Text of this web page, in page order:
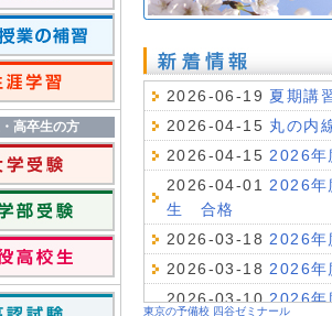
高卒生の方
2026-06-19 夏期講
2026-04-15 丸の内
2026-04-15 2026
2026-04-01 2026
生 合格
2026-03-18 2026
2026-03-18 2026
2026-03-102026
東京の予備校 四谷ゼミナール